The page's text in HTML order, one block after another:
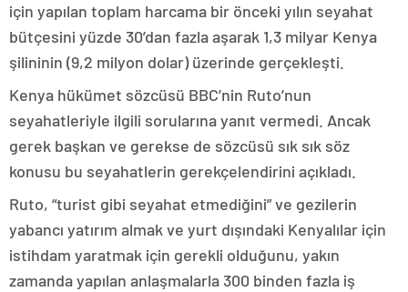
için yapılan toplam harcama bir önceki yılın seyahat
bütçesini yüzde 30’dan fazla aşarak 1,3 milyar Kenya
şilininin (9,2 milyon dolar) üzerinde gerçekleşti.
Kenya hükümet sözcüsü BBC’nin Ruto’nun
seyahatleriyle ilgili sorularına yanıt vermedi. Ancak
gerek başkan ve gerekse de sözcüsü sık sık söz
konusu bu seyahatlerin gerekçelendirini açıkladı.
Ruto, “turist gibi seyahat etmediğini” ve gezilerin
yabancı yatırım almak ve yurt dışındaki Kenyalılar için
istihdam yaratmak için gerekli olduğunu, yakın
zamanda yapılan anlaşmalarla 300 binden fazla iş